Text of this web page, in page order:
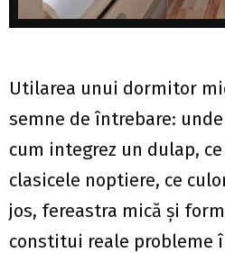
Utilarea unui dormitor
semne de întrebare:
cum integrez un dulap,
clasicele noptiere, ce
jos, fereastra mică şi
constitui reale probleme